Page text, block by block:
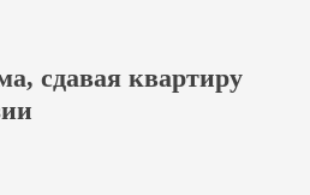
сдавая квартиру